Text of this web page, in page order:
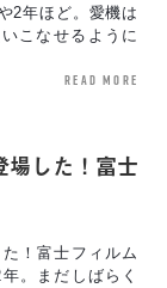
2年ほど。愛機は
こなせるように
read more
場した！富士
！富士フィルム
。まだしばらく